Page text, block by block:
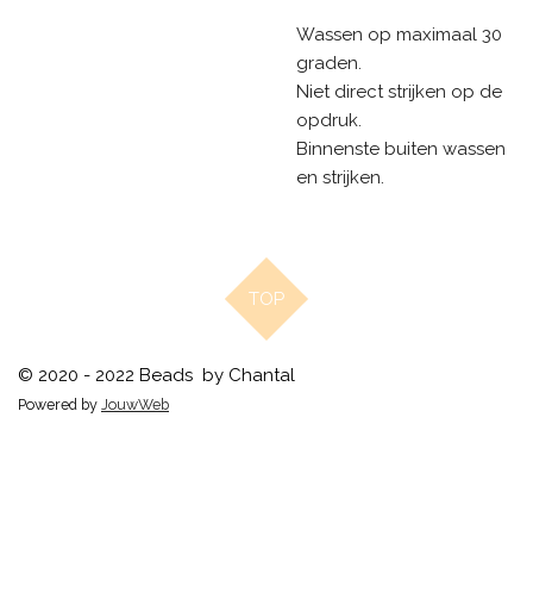
Wassen op maximaal 30
graden.
Niet direct strijken op de
opdruk.
Binnenste buiten wassen
en strijken.
TOP
© 2020 - 2022 Beads by Chantal
Powered by JouwWeb